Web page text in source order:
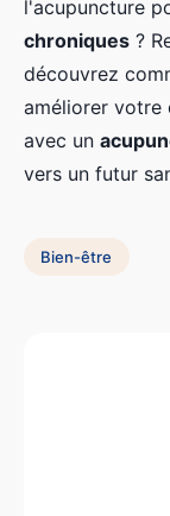
l'acupuncture
chroniques ?
découvrez
améliorer votre
avec un
vers un futur
Bien-être